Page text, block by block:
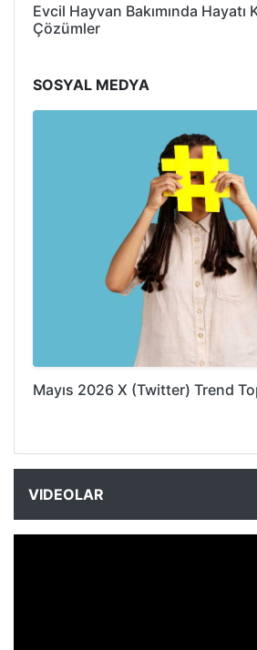
Evcil Hayvan Bakımında Hayatı
Çözümler
SOSYAL MEDYA
Mayıs 2026 X (Twitter) Trend
VIDEOLAR